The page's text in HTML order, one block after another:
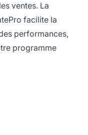
ventes. La
facilite la
performances,
programme